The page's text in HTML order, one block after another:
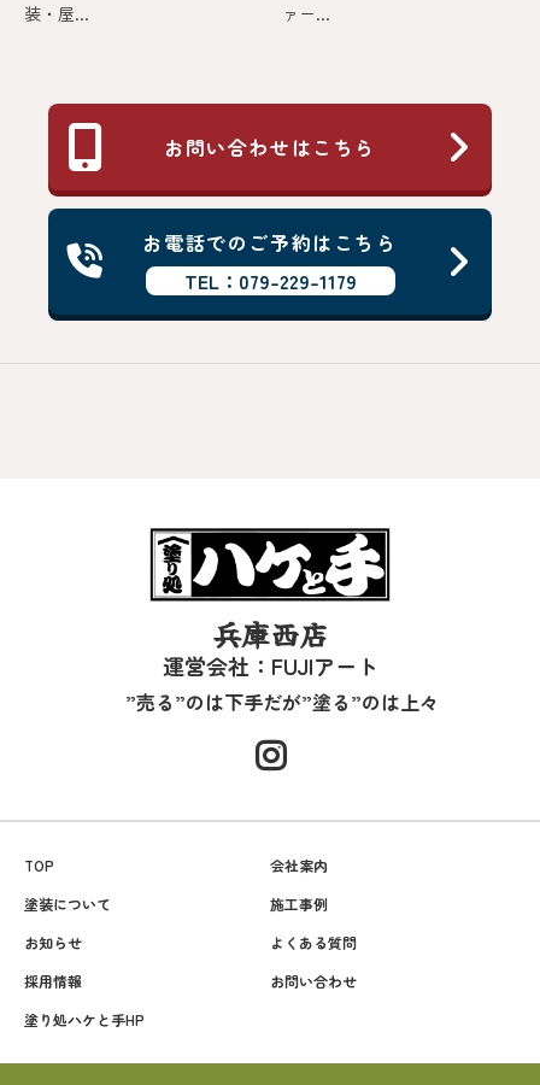
装・屋...
ァー...
お問い合わせはこちら
お電話でのご予約はこちら
TEL：079-229-1179
兵庫西店
運営会社：FUJIアート
”売る”のは下手だが”塗る”のは上々
TOP
会社案内
塗装について
施工事例
お知らせ
よくある質問
採用情報
お問い合わせ
塗り処ハケと手HP